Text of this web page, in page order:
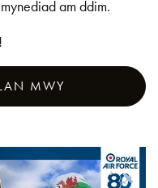
am ddim.
MWY